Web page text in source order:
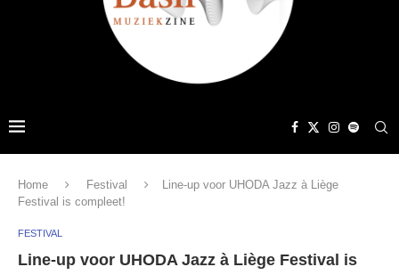
Home Festival
Line-up voor UHODA Jazz à Liège
Festival is compleet!
FESTIVAL
Line-up voor UHODA Jazz à Liège Festival is